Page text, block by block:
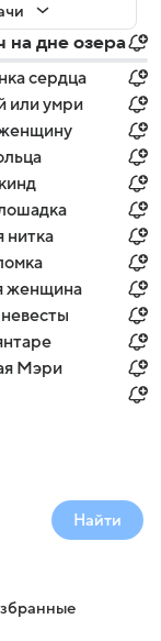
на дне озера
сердца
или умри
нитка
женщина
Мэри
Найти